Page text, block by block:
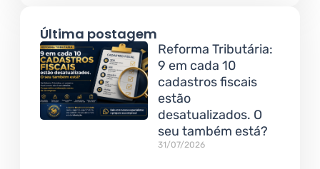
Última postagem
Reforma Tributária:
9 em cada 10
cadastros fiscais
estão
desatualizados. O
seu também está?
31/07/2026